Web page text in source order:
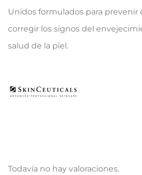
Unidos formulados para prevenir
corregir los signos del
salud de la piel.
Todavía no hay valoraciones.